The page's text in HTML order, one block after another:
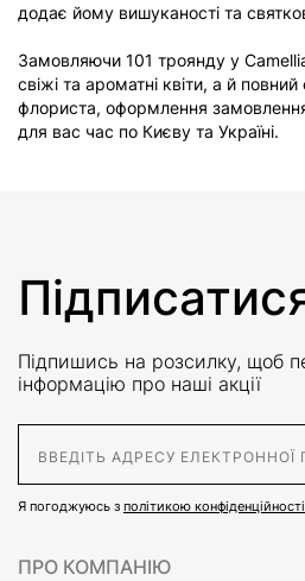
додає йому вишуканості та
Замовляючи 101 троянду у
свіжі та ароматні квіти, а й
флориста, оформлення
для вас час по Києву та Україні.
Підпишись на розсилку, щоб
інформацію про наші акції
Я погоджуюсь з політикою конфіденційності
ПРО КОМПАНІЮ